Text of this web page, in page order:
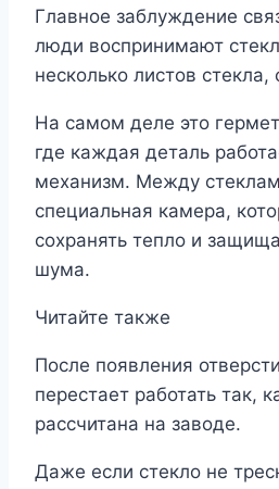
Главное заблуждение
люди воспринимают
несколько листов
На самом деле это
где каждая деталь
механизм. Между
специальная камера,
сохранять тепло и
шума.
Читайте также
После появления
перестает работать так,
рассчитана на заводе.
Даже если стекло не